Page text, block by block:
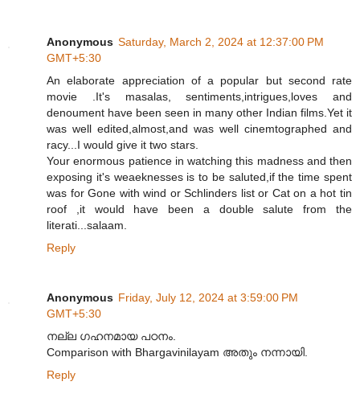
Anonymous Saturday, March 2, 2024 at 12:37:00 PM
GMT+5:30
An elaborate appreciation of a popular but second rate
movie .It's masalas, sentiments,intrigues,loves and
denoument have been seen in many other Indian films.Yet it
was well edited,almost,and was well cinemtographed and
racy...I would give it two stars.
Your enormous patience in watching this madness and then
exposing it's weaeknesses is to be saluted,if the time spent
was for Gone with wind or Schlinders list or Cat on a hot tin
roof ,it would have been a double salute from the
literati...salaam.
Reply
Anonymous Friday, July 12, 2024 at 3:59:00 PM
GMT+5:30
നല്ല ഗഹനമായ പഠനം.
Comparison with Bhargavinilayam അതും നന്നായി.
Reply